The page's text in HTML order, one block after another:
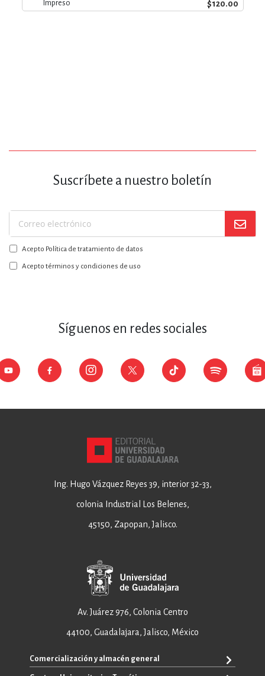
Impreso $120.00
Suscríbete a nuestro boletín
Suscríbase
a
nuestro
boletín:
Acepto Política de tratamiento de datos
Acepto términos y condiciones de uso
Síguenos en redes sociales
Ing. Hugo Vázquez Reyes 39, interior 32-33,
colonia Industrial Los Belenes,
45150, Zapopan, Jalisco.
Av. Juárez 976, Colonia Centro
44100, Guadalajara, Jalisco, México
Comercialización y almacén general